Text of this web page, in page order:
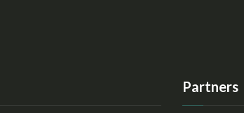
Partners